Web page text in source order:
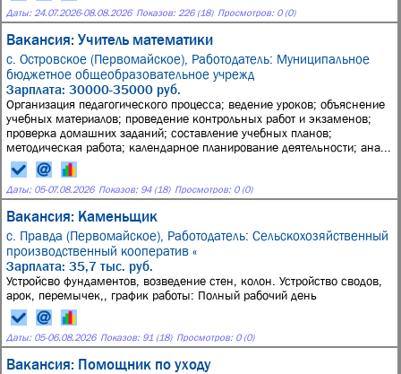
Даты: 24.07.2026-08.08.2026 Показов: 226 (18) Просмотров: 0 (0)
Вакансия: Учитель математики
с. Островское (Первомайское), Работодатель: Муниципальное
бюджетное общеобразовательное учрежд
Зарплата: 30000-35000 руб.
Организация педагогического процесса; ведение уроков; объяснение
учебных материалов; проведение контрольных работ и экзаменов;
проверка домашних заданий; составление учебных планов;
методическая работа; календарное планирование деятельности; ана...
Даты: 05-07.08.2026 Показов: 94 (18) Просмотров: 0 (0)
Вакансия: Каменьщик
с. Правда (Первомайское), Работодатель: Сельскохозяйственный
производственный кооператив «
Зарплата: 35,7 тыс. руб.
Устройсво фундаментов, возведение стен, колон. Устройство сводов,
арок, перемычек,, график работы: Полный рабочий день
Даты: 05-06.08.2026 Показов: 91 (18) Просмотров: 0 (0)
Вакансия: Помощник по уходу